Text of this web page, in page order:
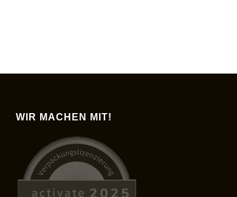
WIR MACHEN MIT!